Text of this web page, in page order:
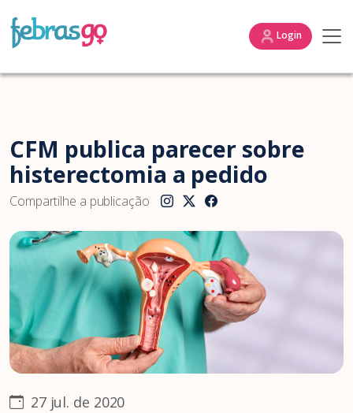
Login
CFM publica parecer sobre
histerectomia a pedido
Compartilhe a publicação
27 jul. de 2020